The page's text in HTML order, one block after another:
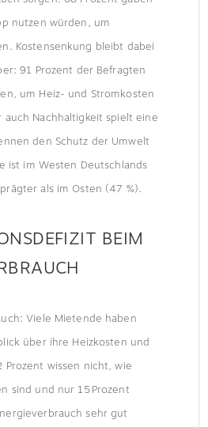
nutzen würden, um
Kostensenkung bleibt dabei
91 Prozent der Befragten
um Heiz- und Stromkosten
Nachhaltigkeit spielt eine
den Schutz der Umwelt
ist im Westen Deutschlands
als im Osten (47 %).
BEIM
Viele Mietende haben
über ihre Heizkosten und
Prozent wissen nicht, wie
sind und nur 15 Prozent
sehr gut